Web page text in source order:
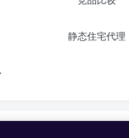
静态住宅代理